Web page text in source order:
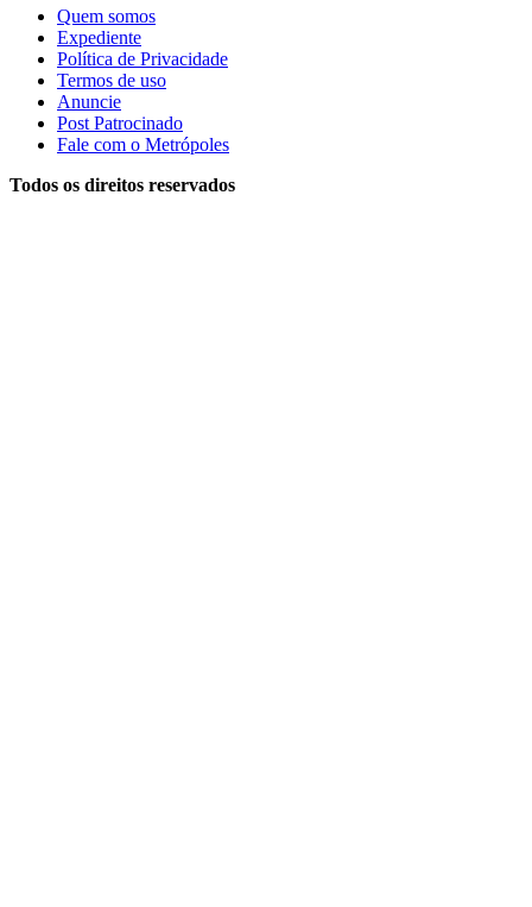
Quem somos
Expediente
Política de Privacidade
Termos de uso
Anuncie
Post Patrocinado
Fale com o Metrópoles
Todos os direitos reservados